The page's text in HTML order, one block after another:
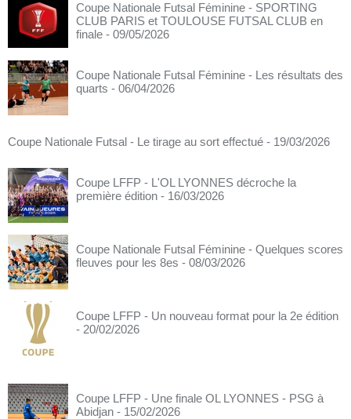
Coupe Nationale Futsal Féminine - SPORTING
CLUB PARIS et TOULOUSE FUTSAL CLUB en
finale - 09/05/2026
Coupe Nationale Futsal Féminine - Les résultats des
quarts - 06/04/2026
Coupe Nationale Futsal - Le tirage au sort effectué - 19/03/2026
Coupe LFFP - L'OL LYONNES décroche la
première édition - 16/03/2026
Coupe Nationale Futsal Féminine - Quelques scores
fleuves pour les 8es - 08/03/2026
Coupe LFFP - Un nouveau format pour la 2e édition
- 20/02/2026
Coupe LFFP - Une finale OL LYONNES - PSG à
Abidjan - 15/02/2026